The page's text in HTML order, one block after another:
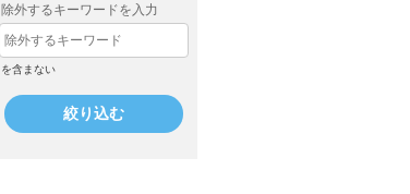
除外するキーワードを入力
を含まない
絞り込む